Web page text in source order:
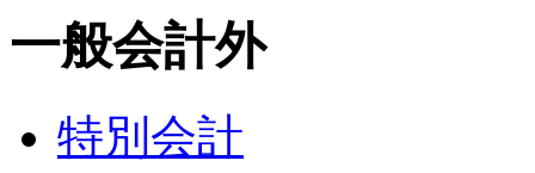
一般会計外
特別会計